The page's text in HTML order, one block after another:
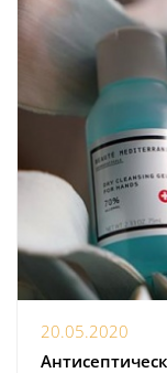
20.05.2020